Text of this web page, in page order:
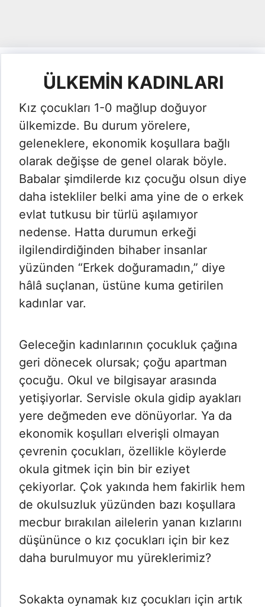
ÜLKEMİN KADINLARI
Kız çocukları 1-0 mağlup doğuyor
ülkemizde. Bu durum yörelere,
geleneklere, ekonomik koşullara bağlı
olarak değişse de genel olarak böyle.
Babalar şimdilerde kız çocuğu olsun diye
daha istekliler belki ama yine de o erkek
evlat tutkusu bir türlü aşılamıyor
nedense. Hatta durumun erkeği
ilgilendirdiğinden bihaber insanlar
yüzünden “Erkek doğuramadın,” diye
hâlâ suçlanan, üstüne kuma getirilen
kadınlar var.
Geleceğin kadınlarının çocukluk çağına
geri dönecek olursak; çoğu apartman
çocuğu. Okul ve bilgisayar arasında
yetişiyorlar. Servisle okula gidip ayakları
yere değmeden eve dönüyorlar. Ya da
ekonomik koşulları elverişli olmayan
çevrenin çocukları, özellikle köylerde
okula gitmek için bin bir eziyet
çekiyorlar. Çok yakında hem fakirlik hem
de okulsuzluk yüzünden bazı koşullara
mecbur bırakılan ailelerin yanan kızlarını
düşününce o kız çocukları için bir kez
daha burulmuyor mu yüreklerimiz?
Sokakta oynamak kız çocukları için artık